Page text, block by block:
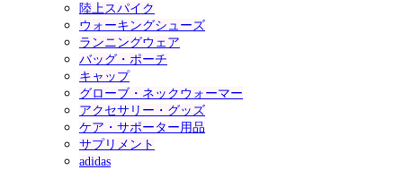
陸上スパイク
ウォーキングシューズ
ランニングウェア
バッグ・ポーチ
キャップ
グローブ・ネックウォーマー
アクセサリー・グッズ
ケア・サポーター用品
サプリメント
adidas